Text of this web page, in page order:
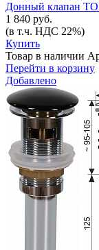
Донный клапан
1 840 руб.
(в т.ч. НДС 22%)
Купить
Товар в наличии
Перейти в корзину
Добавлено